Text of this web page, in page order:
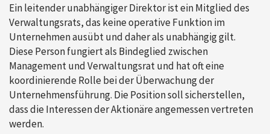
Ein leitender unabhängiger Direktor ist ein Mitglied des
Verwaltungsrats, das keine operative Funktion im
Unternehmen ausübt und daher als unabhängig gilt.
Diese Person fungiert als Bindeglied zwischen
Management und Verwaltungsrat und hat oft eine
koordinierende Rolle bei der Überwachung der
Unternehmensführung. Die Position soll sicherstellen,
dass die Interessen der Aktionäre angemessen vertreten
werden.